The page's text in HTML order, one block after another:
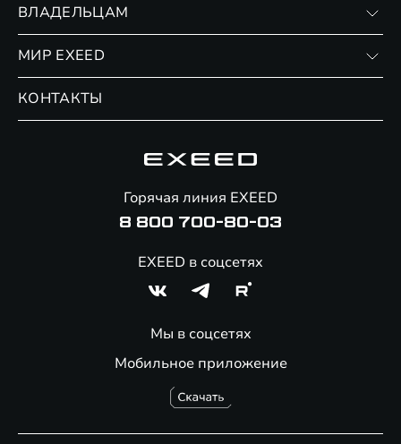
Страхование
ВЛАДЕЛЬЦАМ
Сервис
Помощь на дорогах
МИР EXEED
КОНТАКТЫ
Мобильное приложение
Горячая линия EXEED
8 800 700-80-03
EXEED в соцсетях
Мы в соцсетях